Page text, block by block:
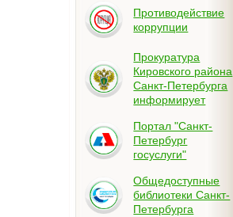
Противодействие
коррупции
Прокуратура
Кировского района
Санкт-Петербурга
информирует
Портал "Санкт-
Петербург
госуслуги"
Общедоступные
библиотеки Санкт-
Петербурга